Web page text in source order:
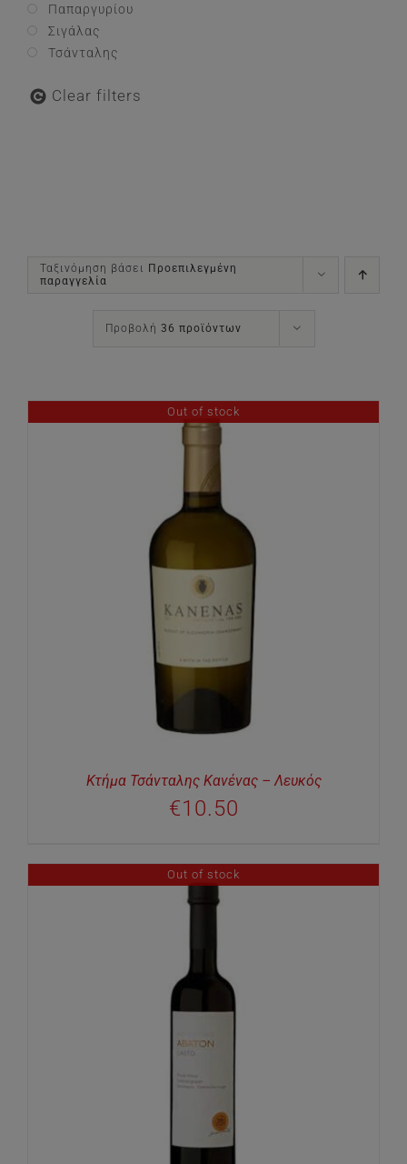
Ταξινόμηση βάσει Προεπιλεγμένη
παραγγελία
Προβολή 36 προϊόντων
Out of stock
Κτήμα Τσάνταλης Κανένας – Λευκός
€10.50
Out of stock
Παπαργυρίου
Σιγάλας
Τσάνταλης
Clear filters